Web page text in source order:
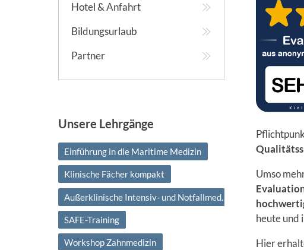
Umso
heute und
Hier
Hotel & Anfahrt
Bildungsurlaub
Partner
Unsere Lehrgänge
Einführung in die Maritime Medizin
Klinische Fächer kompakt
SAFE-Training
Workshop Zahnmedizin